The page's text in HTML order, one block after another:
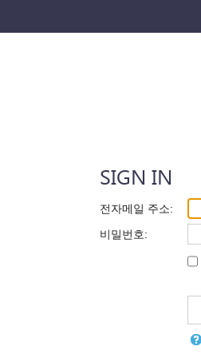
SIGN IN
전자메일 주소:
비밀번호: